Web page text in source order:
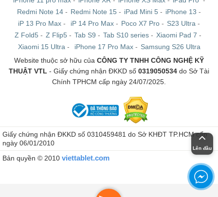
Redmi Note 14 - Redmi Note 15 - iPad Mini 5 - iPhone 13 -
iP 13 Pro Max - iP 14 Pro Max - Poco X7 Pro - S23 Ultra -
Z Fold5 - Z Flip5 - Tab S9 - Tab S10 series - Xiaomi Pad 7 -
Xiaomi 15 Ultra- iPhone 17 Pro Max- Samsung S26 Ultra
Website thuộc sở hữu của CÔNG TY TNHH CÔNG NGHỆ KỸ
THUẬT VTL - Giấy chứng nhận ĐKKD số 0319050534 do Sở Tài
Chính TPHCM cấp ngày 24/07/2025.
Giấy chứng nhận ĐKKD số 0310459481 do Sở KHĐT TP.HCM cấp
ngày 06/01/2010
Bản quyền © 2010 viettablet.com
Lên đầu